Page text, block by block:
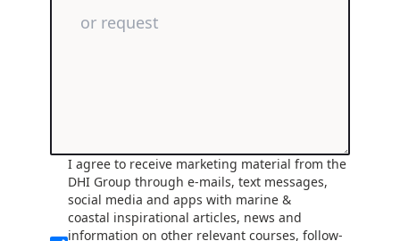
I agree to receive marketing material from the
DHI Group through e-mails, text messages,
social media and apps with marine &
coastal inspirational articles, news and
information on other relevant courses, follow-